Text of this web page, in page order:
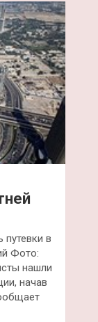
путевки в
Фото:
нашли
начав